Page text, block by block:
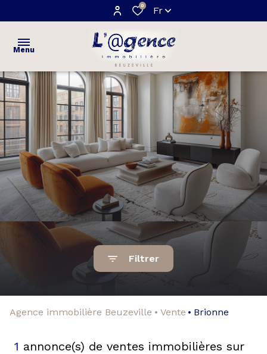
0 Fr
Menu
ACCUEIL
VENTES
maisons
appartements
terrains
ESTIMATION
NOTRE
AGENCE
AVIS
CLIENTS
Filtrer
Agence immobilière Beuzeville Vente Brionne
1 annonce(s) de ventes immobilières sur